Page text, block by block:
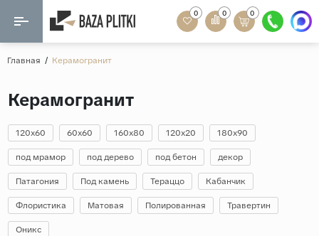
Назад
60х60
20x120
80x160
20x90
Мозаика
Кварц-винил
Ламинат
0 0 0
Главная / Керамогранит
Керамогранит
120x60 60x60 160x80 120x20 180x90
под мрамор под дерево под бетон декор
Патагония Под камень Тераццо Кабанчик
Флористика Матовая Полированная Травертин
Оникс